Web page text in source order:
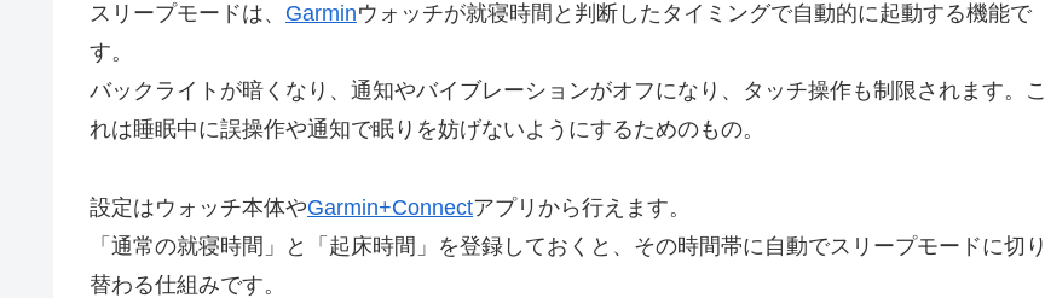
スリープモードは、 Garminウォッチが就寝時間と判断したタイミングで自動的に起動する機能で
す。
バックライトが暗くなり、通知やバイブレーションがオフになり、タッチ操作も制限されます。こ
れは睡眠中に誤操作や通知で眠りを妨げないようにするためのもの。
設定はウォッチ本体やGarmin+Connectアプリから行えます。
「通常の就寝時間」と「起床時間」を登録しておくと、その時間帯に自動でスリープモードに切り
替わる仕組みです。